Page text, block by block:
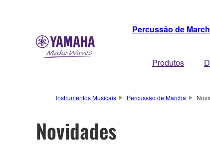
Percussão de
Produtos
Instrumentos Musicais Percussão de Marcha
Novidades